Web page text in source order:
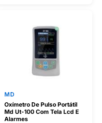
MD
Oxímetro De Pulso Portátil
Md Ut-100 Com Tela Lcd E
Alarmes